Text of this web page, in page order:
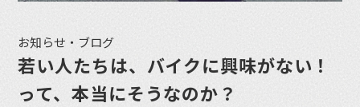
お知らせ・ブログ
若い人たちは、バイクに興味がない！
って、本当にそうなのか？